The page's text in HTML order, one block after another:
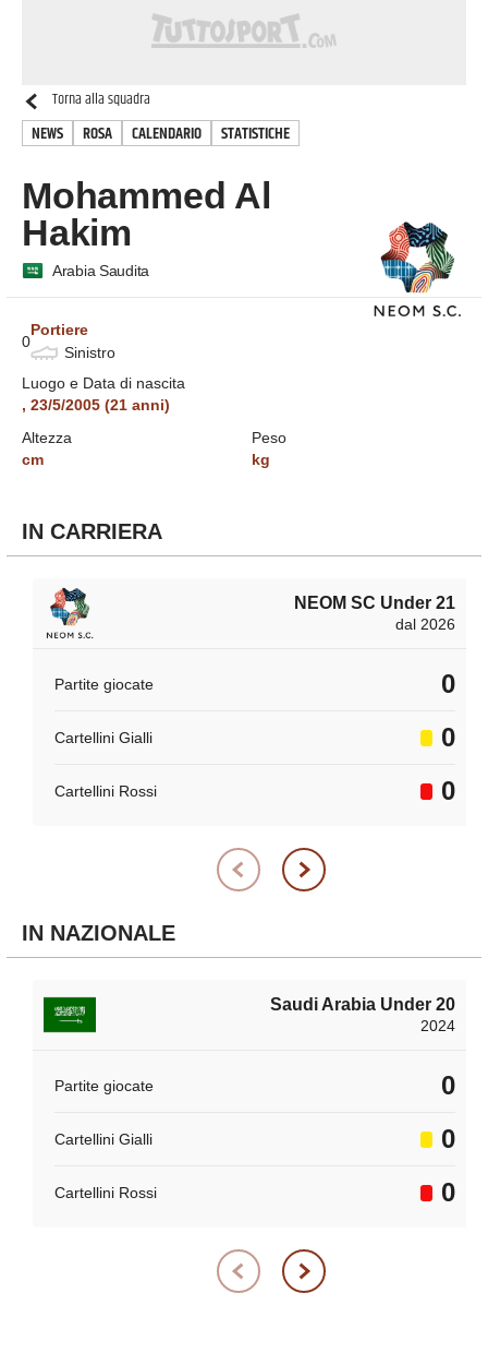
Torna alla squadra
NEWS ROSA CALENDARIO STATISTICHE
Mohammed Al
Hakim
Arabia Saudita
0
Portiere
Sinistro
Luogo e Data di nascita
, 23/5/2005 (21 anni)
Altezza
cm
Peso
kg
IN CARRIERA
NEOM SC Under 21
dal 2026
Partite giocate 0
Cartellini Gialli 0
Cartellini Rossi 0
IN NAZIONALE
Saudi Arabia Under 20
2024
Partite giocate 0
Cartellini Gialli 0
Cartellini Rossi 0